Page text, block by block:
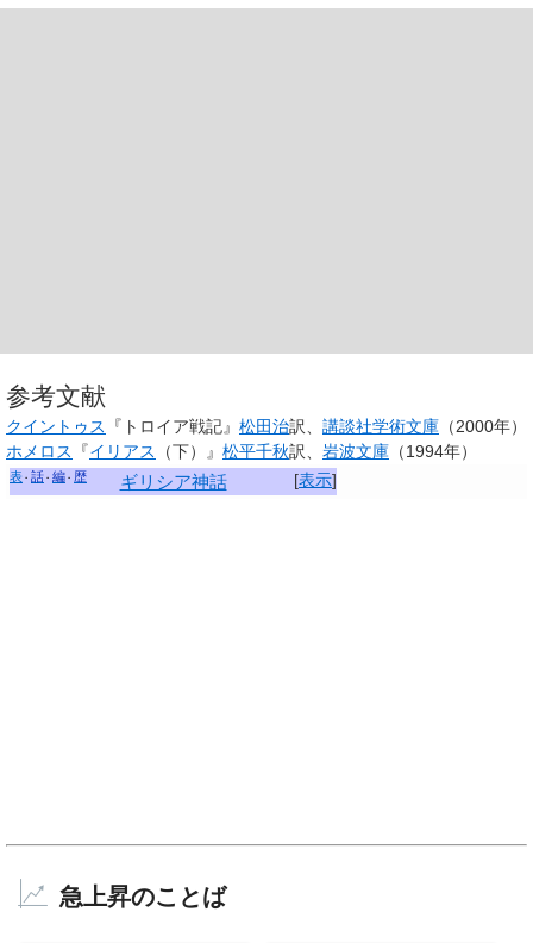
参考文献
クイントゥス 『トロイア戦記』 松田治訳、 講談社学術文庫 （2000年）
ホメロス
『イリアス （下）』 松平千秋訳、 岩波文庫 （1994年）
[表示]
表 話 編 歴 ギリシア神話
急上昇のことば